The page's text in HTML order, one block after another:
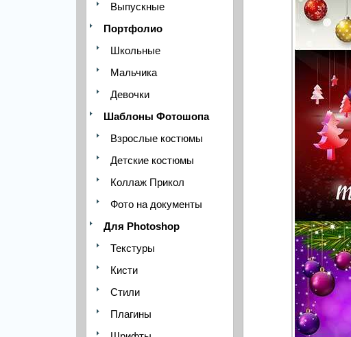
Выпускные
Портфолио
Школьные
Мальчика
Девочки
Шаблоны Фотошопа
Взрослые костюмы
Детские костюмы
Коллаж Прикол
Фото на документы
Для Photoshop
Текстуры
Кисти
Стили
Плагины